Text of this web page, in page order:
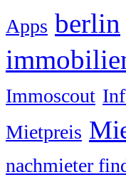
Apps berlin
Immoscout
Mietpreis
nachmieter